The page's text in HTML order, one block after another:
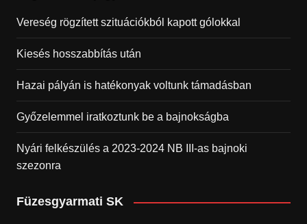
Vereség rögzített szituációkból kapott gólokkal
Kiesés hosszabbítás után
Hazai pályán is hatékonyak voltunk támadásban
Győzelemmel iratkoztunk be a bajnokságba
Nyári felkészülés a 2023-2024 NB III-as bajnoki
szezonra
Füzesgyarmati SK